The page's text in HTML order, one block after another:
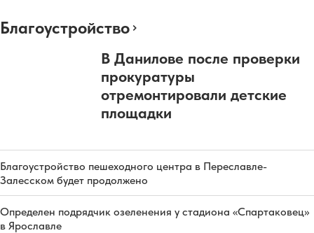
Благоустройство
В Данилове после проверки
прокуратуры
отремонтировали детские
площадки
Благоустройство пешеходного центра в Переславле-
Залесском будет продолжено
Определен подрядчик озеленения у стадиона «Спартаковец»
в Ярославле